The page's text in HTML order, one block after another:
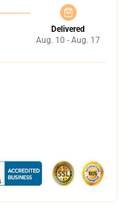
Delivered
Aug. 10 - Aug. 17